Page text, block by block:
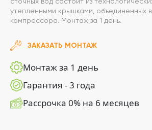
утепленными крышками, объединенных
компрессора. Монтаж за 1 день.
ЗАКАЗАТЬ МОНТАЖ
Монтаж за 1 день
Гарантия - 3 года
Рассрочка 0% на 6 месяцев